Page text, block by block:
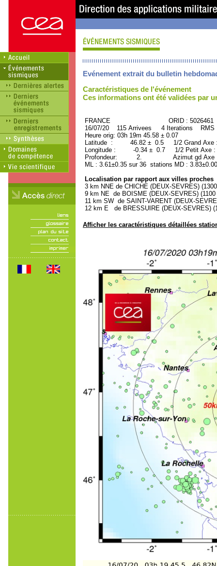
Evénement extrait du bulletin
Caractéristiques de l'événement
Ces informations ont été validées par
FRANCE ORID : 5026461
16/07/20 115 Arrivees 4 Iterations
Heure orig: 03h 19m 45.58 ± 0.07
Latitude : 46.82 ± 0.5 1/2 Grand
Longitude : -0.34 ± 0.7 1/2 Petit Axe
Profondeur: 2. Azimut gd Axe :
ML : 3.61±0.35 sur 36 stations MD :
Localisation par rapport aux villes proches
3 km NNE de CHICHE (DEUX-SEVRES)
9 km NE de BOISME (DEUX-SEVRES) (1100
11 km SW de SAINT-VARENT (DEUX-
12 km E de BRESSUIRE (DEUX-SEVRES)
Afficher les caractéristiques détaillées